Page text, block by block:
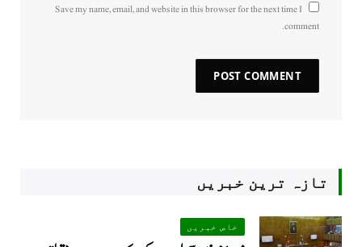
Save my name, email, and website in this browser for the next time I
comment.
تازہ ترین خبریں
خاص خبریں